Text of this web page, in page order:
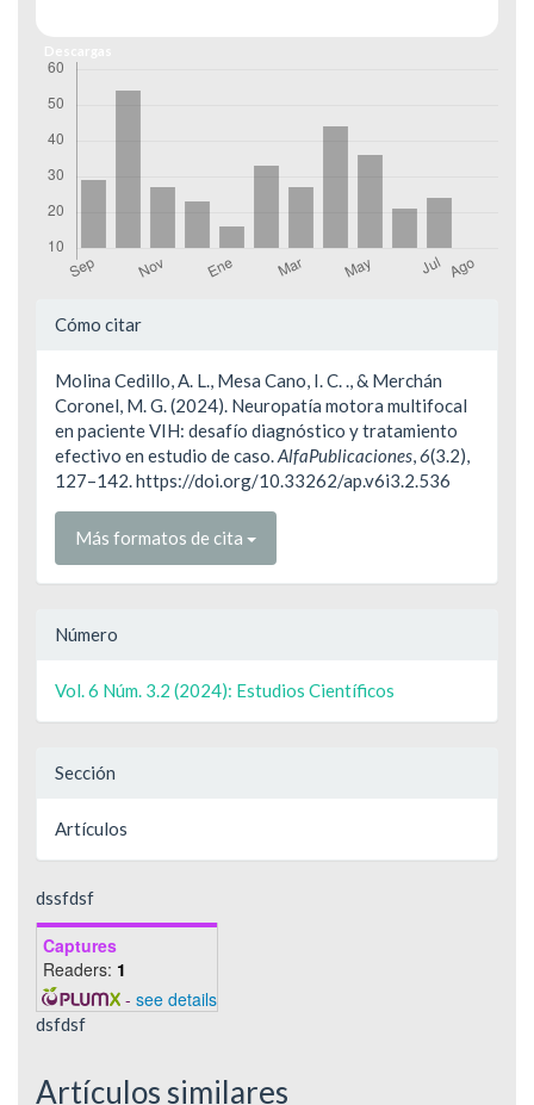
Detalles
artículo
Cómo citar
Molina Cedillo, A. L., Mesa Cano, I. C. ., & Merchán
Coronel, M. G. (2024). Neuropatía motora multifocal
en paciente VIH: desafío diagnóstico y tratamiento
efectivo en estudio de caso.AlfaPublicaciones,6(3.2),
127–142. https://doi.org/10.33262/ap.v6i3.2.536
Más formatos de cita
Número
Vol. 6 Núm. 3.2 (2024): Estudios Científicos
Sección
Artículos
dssfdsf
Captures
Readers: 1
- see details
dsfdsf
Artículos similares